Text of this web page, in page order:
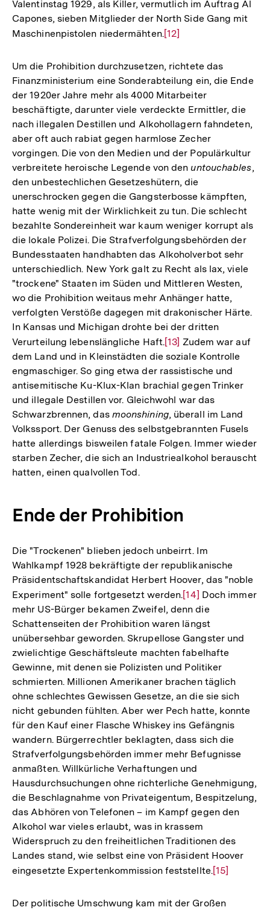
Valentinstag 1929, als Killer, vermutlich im Auftrag Al
Capones, sieben Mitglieder der North Side Gang mit
Maschinenpistolen niedermähten.Zur
der
Fußnote
[12]
Um die Prohibition durchzusetzen, richtete das
Finanzministerium eine Sonderabteilung ein, die Ende
der 1920er Jahre mehr als 4000 Mitarbeiter
beschäftigte, darunter viele verdeckte Ermittler, die
nach illegalen Destillen und Alkohollagern fahndeten,
aber oft auch rabiat gegen harmlose Zecher
vorgingen. Die von den Medien und der Populärkultur
verbreitete heroische Legende von den untouchables,
den unbestechlichen Gesetzeshütern, die
unerschrocken gegen die Gangsterbosse kämpften,
hatte wenig mit der Wirklichkeit zu tun. Die schlecht
bezahlte Sondereinheit war kaum weniger korrupt als
die lokale Polizei. Die Strafverfolgungsbehörden der
Bundesstaaten handhabten das Alkoholverbot sehr
unterschiedlich. New York galt zu Recht als lax, viele
"trockene" Staaten im Süden und Mittleren Westen,
wo die Prohibition weitaus mehr Anhänger hatte,
verfolgten Verstöße dagegen mit drakonischer Härte.
In Kansas und Michigan drohte bei der dritten
Verurteilung lebenslängliche Haft.Zur
Auflösung
der
Fußnote
[13] Zudem war auf
dem Land und in Kleinstädten die soziale Kontrolle
engmaschiger. So ging etwa der rassistische und
antisemitische Ku-Klux-Klan brachial gegen Trinker
und illegale Destillen vor. Gleichwohl war das
Schwarzbrennen, das moonshining, überall im Land
Volkssport. Der Genuss des selbstgebrannten Fusels
hatte allerdings bisweilen fatale Folgen. Immer wieder
starben Zecher, die sich an Industriealkohol berauscht
hatten, einen qualvollen Tod.
Ende der Prohibition
Die "Trockenen" blieben jedoch unbeirrt. Im
Wahlkampf 1928 bekräftigte der republikanische
Präsidentschaftskandidat Herbert Hoover, das "noble
Experiment" solle fortgesetzt werden.Zur
Auflösung
der
Fußnote
[14] Doch immer
mehr US-Bürger bekamen Zweifel, denn die
Schattenseiten der Prohibition waren längst
unübersehbar geworden. Skrupellose Gangster und
zwielichtige Geschäftsleute machten fabelhafte
Gewinne, mit denen sie Polizisten und Politiker
schmierten. Millionen Amerikaner brachen täglich
ohne schlechtes Gewissen Gesetze, an die sie sich
nicht gebunden fühlten. Aber wer Pech hatte, konnte
für den Kauf einer Flasche Whiskey ins Gefängnis
wandern. Bürgerrechtler beklagten, dass sich die
Strafverfolgungsbehörden immer mehr Befugnisse
anmaßten. Willkürliche Verhaftungen und
Hausdurchsuchungen ohne richterliche Genehmigung,
die Beschlagnahme von Privateigentum, Bespitzelung,
das Abhören von Telefonen – im Kampf gegen den
Alkohol war vieles erlaubt, was in krassem
Widerspruch zu den freiheitlichen Traditionen des
Landes stand, wie selbst eine von Präsident Hoover
eingesetzte Expertenkommission feststellte.Zur
der
[15]
Der politische Umschwung kam mit der Großen